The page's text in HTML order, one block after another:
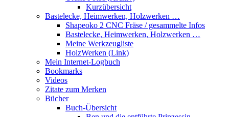
Kurzübersicht
Bastelecke, Heimwerken, Holzwerken …
Shapeoko 2 CNC Fräse / gesammelte Infos
Bastelecke, Heimwerken, Holzwerken …
Meine Werkzeugliste
HolzWerken (Link)
Mein Internet-Logbuch
Bookmarks
Videos
Zitate zum Merken
Bücher
Buch-Übersicht